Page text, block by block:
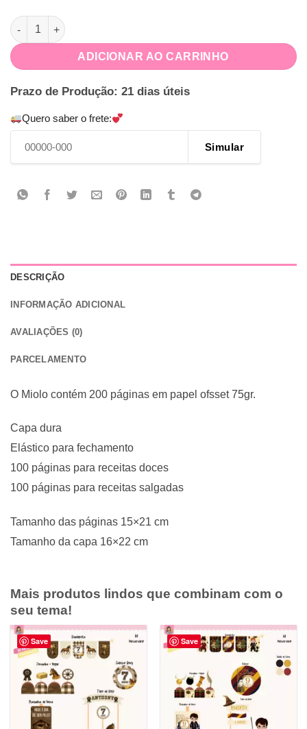
Caderno de Receitas Floral quantidade
ADICIONAR AO CARRINHO
Prazo de Produção: 21 dias úteis
Quero saber o frete:
Simular
DESCRIÇÃO
INFORMAÇÃO ADICIONAL
AVALIAÇÕES (0)
PARCELAMENTO
O Miolo contém 200 páginas em papel ofsset 75gr.
Capa dura
Elástico para fechamento
100 páginas para receitas doces
100 páginas para receitas salgadas
Tamanho das páginas 15×21 cm
Tamanho da capa 16×22 cm
Mais produtos lindos que combinam com o
seu tema!
Save Save